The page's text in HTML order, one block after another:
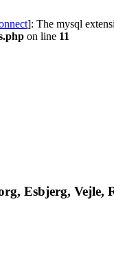
]: The mysql
on line 11
Esbjerg, Vejle,